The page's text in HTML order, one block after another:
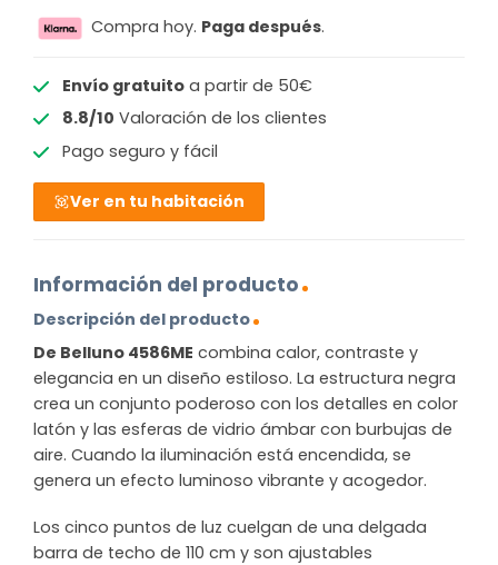
Compra hoy. Paga después.
Envío gratuitoa partir de 50€
8.8/10 Valoración de los clientes
Pago seguro y fácil
Ver en tu habitación
Información del producto
Descripción del producto
De Belluno 4586ME combina calor, contraste y
elegancia en un diseño estiloso. La estructura negra
crea un conjunto poderoso con los detalles en color
latón y las esferas de vidrio ámbar con burbujas de
aire. Cuando la iluminación está encendida, se
genera un efecto luminoso vibrante y acogedor.
Los cinco puntos de luz cuelgan de una delgada
barra de techo de 110 cm y son ajustables